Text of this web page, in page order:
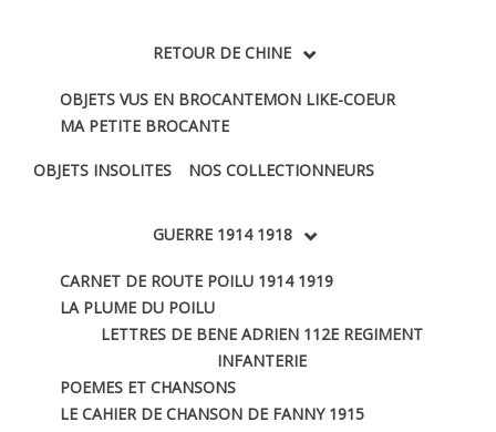
RETOUR DE CHINE
OBJETS VUS EN BROCANTEMON LIKE-COEUR
MA PETITE BROCANTE
OBJETS INSOLITES NOS COLLECTIONNEURS
GUERRE 1914 1918
CARNET DE ROUTE POILU 1914 1919
LA PLUME DU POILU
LETTRES DE BENE ADRIEN 112E REGIMENT
INFANTERIE
POEMES ET CHANSONS
LE CAHIER DE CHANSON DE FANNY 1915